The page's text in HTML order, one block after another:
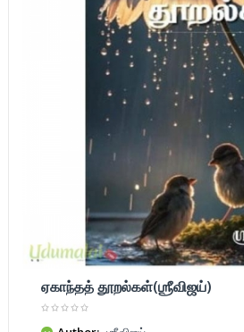
ஏகாந்தத் தூறல்கள்(ஶ்ரீவிஜய்)